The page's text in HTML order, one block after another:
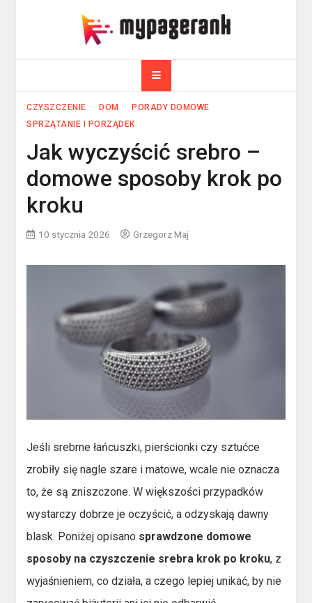
myPageRank.pl
CZYSZCZENIE DOM
PORADY DOMOWE
SPRZĄTANIE I PORZĄDEK
Jak wyczyścić srebro –
domowe sposoby krok po
kroku
10 stycznia 2026 Grzegorz Maj
Jeśli srebrne łańcuszki, pierścionki czy sztućce
zrobiły się nagle szare i matowe, wcale nie oznacza
to, że są zniszczone. W większości przypadków
wystarczy dobrze je oczyścić, a odzyskają dawny
blask. Poniżej opisano sprawdzone domowe
sposoby na czyszczenie srebra krok po kroku, z
wyjaśnieniem, co działa, a czego lepiej unikać, by nie